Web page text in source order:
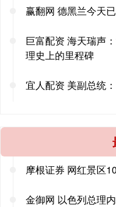
赢翻网 德黑兰今天
巨富配资 海天瑞声
理史上的里程碑
宜人配资 美副总统
摩根证券 网红景区
金御网 以色列总理